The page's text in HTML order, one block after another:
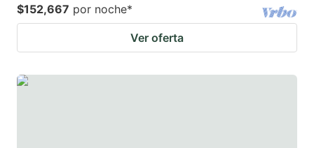
$152,667 por noche*
Ver oferta